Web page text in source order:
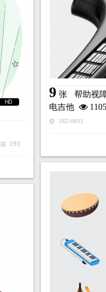
HD
踩 193
9张 帮助视
电吉他
1105
2022-08-31